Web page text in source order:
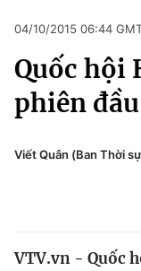
Chuyên mục
Chính trị
Pháp luật
Kinh tế
Thể thao
Truyền hình
Y tế
04/10/2015 06:44
Quốc hội
phiên
Viết Quân (Ban Thời
VTV.vn - Quốc